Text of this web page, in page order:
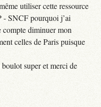
utiliser cette ressource
SNCF pourquoi j’ai
compte diminuer mon
celles de Paris puisque
super et merci de